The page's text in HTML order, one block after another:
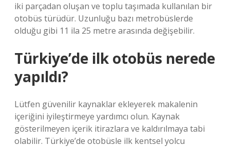
iki parçadan oluşan ve toplu taşımada kullanılan bir
otobüs türüdür. Uzunluğu bazı metrobüslerde
olduğu gibi 11 ila 25 metre arasında değişebilir.
Türkiye’de ilk otobüs nerede
yapıldı?
Lütfen güvenilir kaynaklar ekleyerek makalenin
içeriğini iyileştirmeye yardımcı olun. Kaynak
gösterilmeyen içerik itirazlara ve kaldırılmaya tabi
olabilir. Türkiye’de otobüsle ilk kentsel yolcu